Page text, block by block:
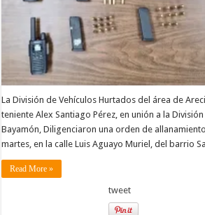
La División de Vehículos Hurtados del área de
teniente Alex Santiago Pérez, en unión a la
Bayamón, Diligenciaron una orden de
martes, en la calle Luis Aguayo Muriel, del barrio
Read More »
tweet